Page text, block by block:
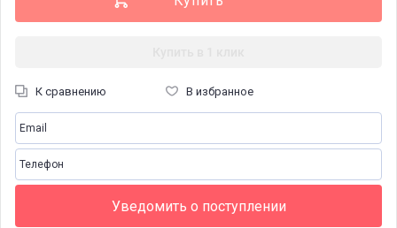
К сравнению В избранное
Уведомить о поступлении